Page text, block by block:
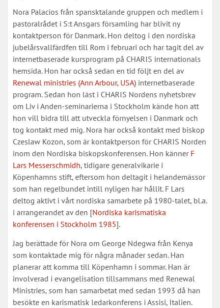
Nora Palacios från spansktalande gruppen och medlem i
pastoralrådet i S:t Ansgars församling har blivit ny
kontaktperson för Danmark. Hon deltog i den nordiska
jubelårsvallfärdfen till Rom i februari och har tagit del av
internetbaserade kursprogram på CHARIS internationals
hemsida. Hon har också sedan en tid följt en del av
Renewal ministries (Ann Arbour, USA) internetbaserade
program. Sedan hon läst i CHARIS Nordens nyhetsbrev
om Liv i Anden-seminarierna i Stockholm kände hon att
hon vill bidra till att utveckla förnyelsen i Danmark och
tog kontakt med mig. Nora har också kontakt med biskop
Czeslaw Kozon, som är kontaktperson för CHARIS Norden
inom den Nordiska biskopskonferensen. Hon känner F
Lars Messerschmidh, tidigare generalvikarie i
Köpenhamns stift, eftersom hon deltagit i helandemässor
som han regelbundet intill nyligen har hållit. F Lars
deltog aktivt i vårt nordiska samarbete på 1980-talet, bl.a.
i arrangerandet av den [Nordiska karismatiska
konferensen i Stockholm 1985].
Jag berättade för Nora om George Ndegwa från Kenya
som kontaktade mig för några månader sedan. Han
planerar att komma till Köpenhamn i sommar. Han är
involverad i evangelisation tillsammans med Renewal
Ministries, som han samarbetat med sedan 1993 då han
besökte en karismatisk ledarkonferens i Assisi, Italien.